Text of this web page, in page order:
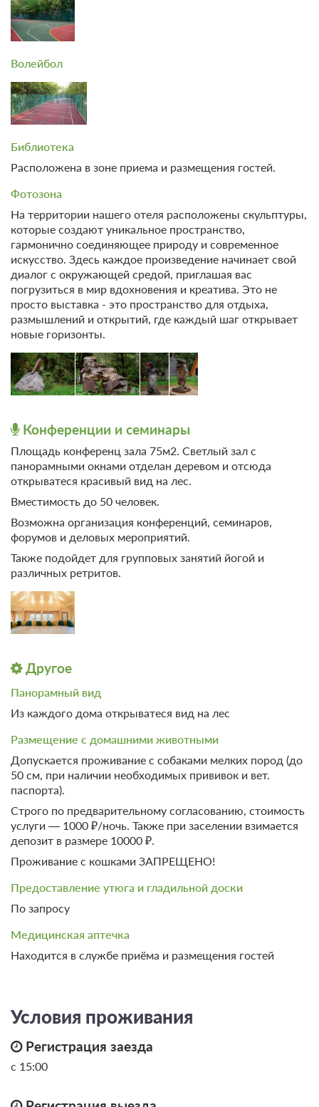
Волейбол
Библиотека
Расположена в зоне приема и размещения гостей.
Фотозона
На территории нашего отеля расположены скульптуры,
которые создают уникальное пространство,
гармонично соединяющее природу и современное
искусство. Здесь каждое произведение начинает свой
диалог с окружающей средой, приглашая вас
погрузиться в мир вдохновения и креатива. Это не
просто выставка - это пространство для отдыха,
размышлений и открытий, где каждый шаг открывает
новые горизонты.
Конференции и семинары
Площадь конференц зала 75м2. Светлый зал с
панорамными окнами отделан деревом и отсюда
открыватеся красивый вид на лес.
Вместимость до 50 человек.
Возможна организация конференций, семинаров,
форумов и деловых мероприятий.
Также подойдет для групповых занятий йогой и
различных ретритов.
Другое
Панорамный вид
Из каждого дома открыватеся вид на лес
Размещение с домашними животными
Допускается проживание с собаками мелких пород (до
50 см, при наличии необходимых прививок и вет.
паспорта).
Строго по предварительному согласованию, стоимость
услуги — 1000 ₽/ночь. Также при заселении взимается
депозит в размере 10000 ₽.
Проживание с кошками ЗАПРЕЩЕНО!
Предоставление утюга и гладильной доски
По запросу
Медицинская аптечка
Находится в службе приёма и размещения гостей
Условия проживания
Регистрация заезда
с 15:00